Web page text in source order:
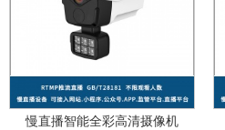
慢直播智能全彩高清摄像机